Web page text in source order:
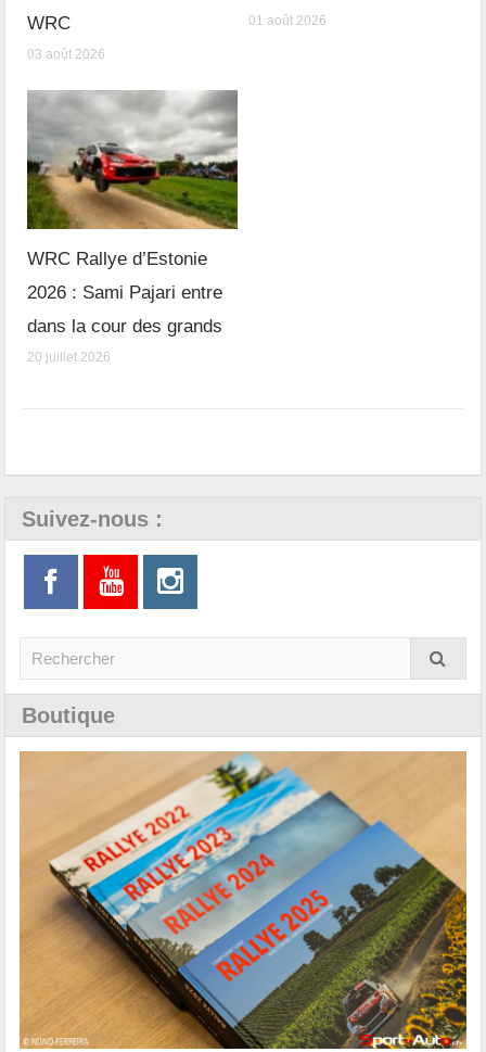
WRC
03 août 2026
01 août 2026
WRC Rallye d’Estonie
2026 : Sami Pajari entre
dans la cour des grands
20 juillet 2026
Suivez-nous :
Boutique